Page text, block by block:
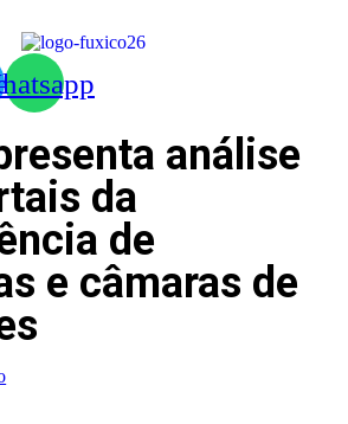
análise
da
de
e câmaras de